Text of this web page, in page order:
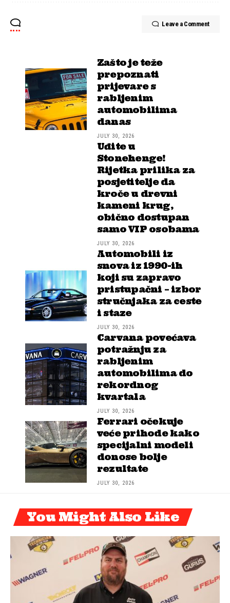
Leave a Comment
Zašto je teže
prepoznati
prijevare s
rabljenim
automobilima
danas
JULY 30, 2026
Uđite u
Stonehenge!
Rijetka prilika za
posjetitelje da
kroče u drevni
kameni krug,
obično dostupan
samo VIP osobama
JULY 30, 2026
Automobili iz
snova iz 1990-ih
koji su zapravo
pristupačni – izbor
stručnjaka za ceste
i staze
JULY 30, 2026
Carvana povećava
potražnju za
rabljenim
automobilima do
rekordnog
kvartala
JULY 30, 2026
Ferrari očekuje
veće prihode kako
specijalni modeli
donose bolje
rezultate
JULY 30, 2026
You Might Also Like